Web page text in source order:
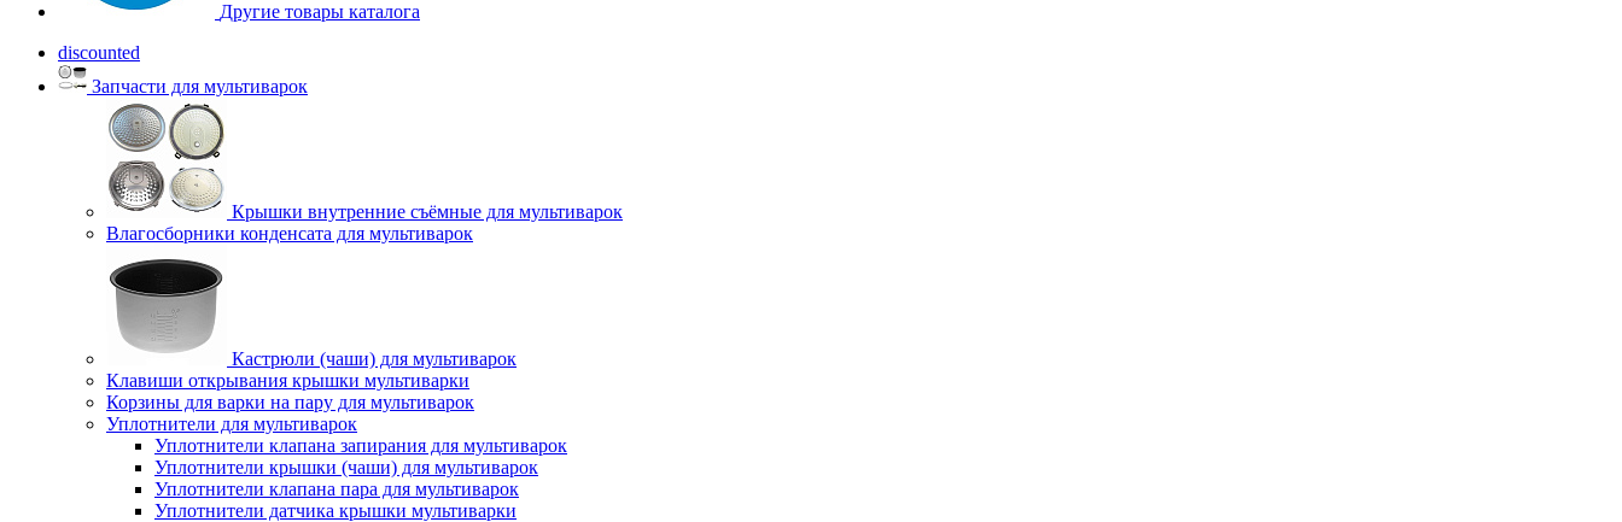
Другие товары каталога
discounted
Запчасти для мультиварок
Крышки внутренние съёмные для мультиварок
Влагосборники конденсата для мультиварок
Кастрюли (чаши) для мультиварок
Клавиши открывания крышки мультиварки
Корзины для варки на пару для мультиварок
Уплотнители для мультиварок
Уплотнители клапана запирания для мультиварок
Уплотнители крышки (чаши) для мультиварок
Уплотнители клапана пара для мультиварок
Уплотнители датчика крышки мультиварки